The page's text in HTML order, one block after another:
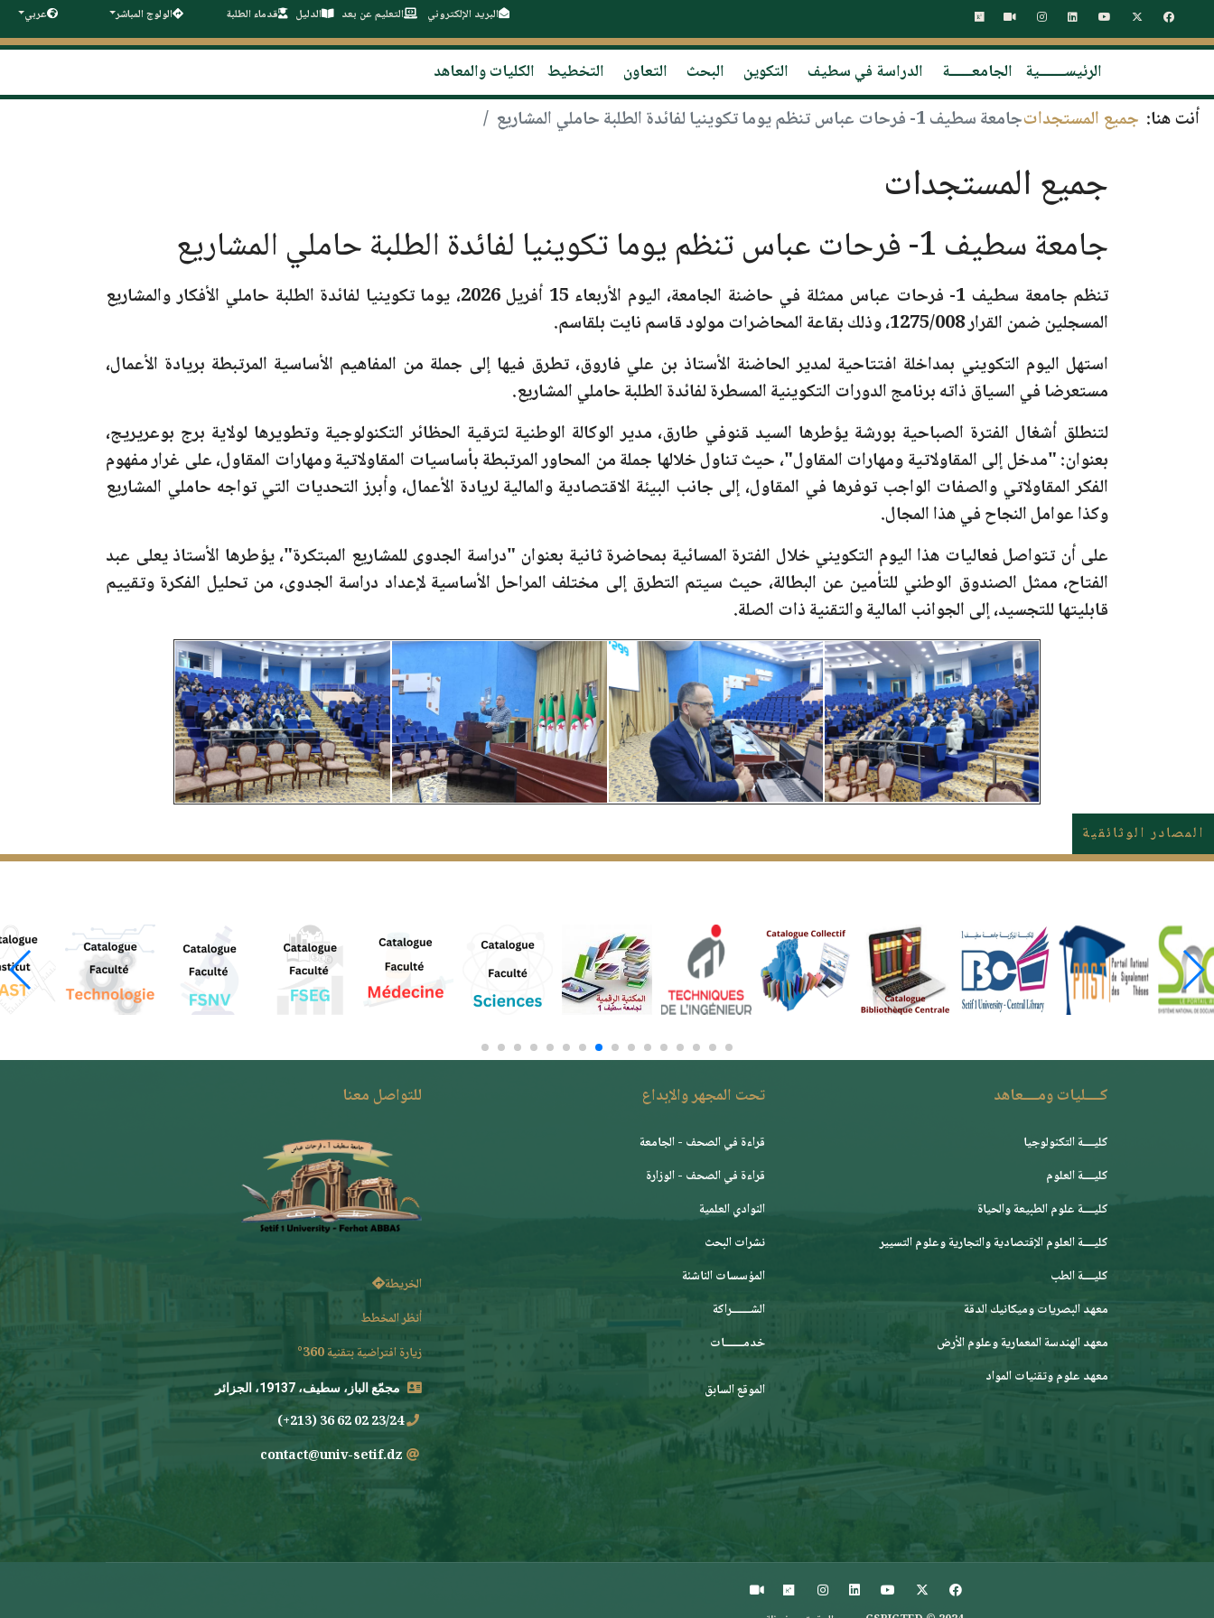
البريد الإلكتروني التعليم عن بعد الدليل قدماء الطلبة الولوج المباشر عربي
الرئيســـــــية الجامعــــــة الدراسة في سطيف التكوين البحث التعاون التخطيط الكليات والمعاهد
أنت هنا: جميع المستجداتجامعة سطيف 1- فرحات عباس تنظم يوما تكوينيا لفائدة الطلبة حاملي المشاريع
جميع المستجدات
جامعة سطيف 1- فرحات عباس تنظم يوما تكوينيا لفائدة الطلبة حاملي المشاريع
تنظم جامعة سطيف 1- فرحات عباس ممثلة في حاضنة الجامعة، اليوم الأربعاء 15 أفريل 2026،
يوما تكوينيا لفائدة الطلبة حاملي الأفكار والمشاريع
المسجلين ضمنالقرار 1275/008
، وذلك بقاعة المحاضرات مولود قاسم نايت بلقاسم.
استهل اليوم التكويني بمداخلة افتتاحية لمدير الحاضنة الأستاذ بن علي فاروق، تطرق فيها إلى جملة من المفاهيم الأساسية المرتبطة بريادة الأعمال،
مستعرضا في السياق ذاته برنامج الدورات التكوينية المسطرة لفائدة الطلبة حاملي المشاريع.
لتنطلق أشغال الفترة الصباحية بورشة يؤطرها السيد قنوفي طارق، مدير الوكالة الوطنية لترقية الحظائر التكنولوجية وتطويرها لولاية برج بوعريريج،
بعنوان:"مدخل إلى المقاولاتية ومهارات المقاول"، حيث تناول خلالها جملة من المحاور المرتبطة بأساسيات المقاولاتية ومهارات المقاول، على غرار مفهوم
الفكر المقاولاتي والصفات الواجب توفرها في المقاول، إلى جانب البيئة الاقتصادية والمالية لريادة الأعمال، وأبرز التحديات التي تواجه حاملي المشاريع
وكذا عوامل النجاح في هذا المجال.
على أن تتواصل فعاليات هذا اليوم التكويني خلال الفترة المسائية بمحاضرة ثانية بعنوان "دراسة الجدوى للمشاريع المبتكرة"، يؤطرها الأستاذ يعلى عبد
الفتاح، ممثل الصندوق الوطني للتأمين عن البطالة، حيث سيتم التطرق إلى مختلف المراحل الأساسية لإعداد دراسة الجدوى، من تحليل الفكرة وتقييم
قابليتها للتجسيد، إلى الجوانب المالية والتقنية ذات الصلة.
المصادر الوثائقية
كــــليات ومــــعاهد
كليــــة التكنولوجيا
كليــــة العلوم
كليــــة علوم الطبيعة والحياة
كليــــة العلوم الإقتصادية والتجارية وعلوم التسيير
كليــــة الطب
معهد البصريات وميكانيك الدقة
معهد الهندسة المعمارية وعلوم الأرض
معهد علوم وتقنيات المواد
تحت المجهر والإبداع
قراءة في الصحف - الجامعة
قراءة في الصحف - الوزارة
النوادي العلمية
نشرات البحث
المؤسسات الناشئة
الشـــــــراكة
خدمـــــــات
الموقع السابق
للتواصل معنا
الخريطة
أنظر المخطط
زيارة افتراضية بتقنية 360°
مجمّع الباز، سطيف، 19137، الجزائر
23/24 02 62 36 (213+)
contact@univ-setif.dz